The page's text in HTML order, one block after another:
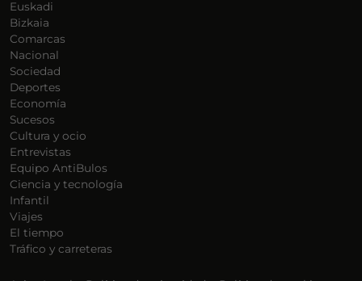
Euskadi
Bizkaia
Comarcas
Nacional
Sociedad
Deportes
Economía
Sucesos
Cultura y ocio
Entrevistas
Equipo AntiBulos
Ciencia y tecnología
Infantil
Viajes
El tiempo
Tráfico y carreteras